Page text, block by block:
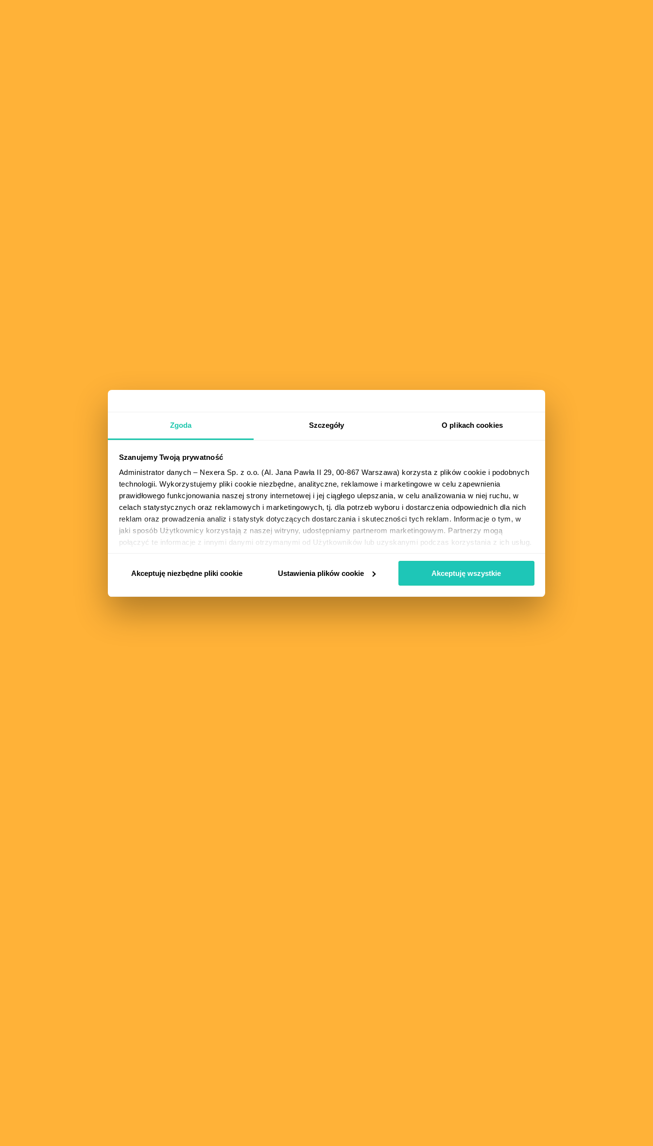
Zgoda Szczegóły O plikach cookies
Szanujemy Twoją prywatność
Administrator danych – Nexera Sp. z o.o. (Al. Jana Pawła II 29, 00-867 Warszawa) korzysta z plików cookie i podobnych
technologii. Wykorzystujemy pliki cookie niezbędne, analityczne, reklamowe i marketingowe w celu zapewnienia
prawidłowego funkcjonowania naszej strony internetowej i jej ciągłego ulepszania, w celu analizowania w niej ruchu, w
celach statystycznych oraz reklamowych i marketingowych, tj. dla potrzeb wyboru i dostarczenia odpowiednich dla nich
reklam oraz prowadzenia analiz i statystyk dotyczących dostarczania i skuteczności tych reklam. Informacje o tym, w
jaki sposób Użytkownicy korzystają z naszej witryny, udostępniamy partnerom marketingowym. Partnerzy mogą
połączyć te informacje z innymi danymi otrzymanymi od Użytkowników lub uzyskanymi podczas korzystania z ich usług.
wszystkie”. Twoja zgoda jest dobrowolna i możesz ją w dowolnym momencie wycofać, zmieniając ustawienia
Akceptuję niezbędne pliki cookie Ustawienia plików cookie Akceptuję wszystkie